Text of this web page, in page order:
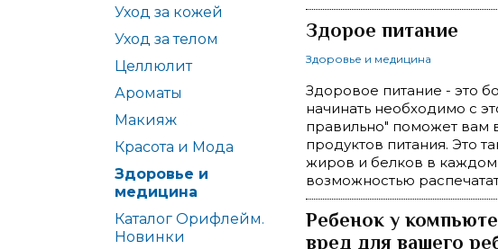
Уход за кожей
Уход за телом
Целлюлит
Ароматы
Макияж
Красота и Мода
Здоровье и
медицина
Каталог Орифлейм.
Новинки
Здорое питание
Здоровье и медицина
Здоровое питание - это
начинать необходимо с
правильно" поможет вам
продуктов питания. Это
жиров и белков в каждом
возможностью
Ребенок у
вред для вашего